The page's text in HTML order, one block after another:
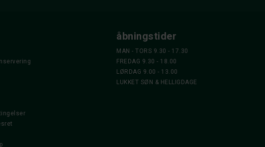
åbningstider
MAN - TORS 9.30 - 17.30
FREDAG 9.30 - 18.00
LØRDAG 9.00 - 13.00
LUKKET SØN & HELLIGDAGE